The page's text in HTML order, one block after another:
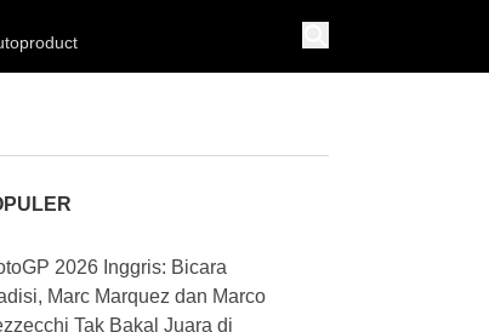
2026 Inggris: Bicara
Marc Marquez dan Marco
Tak Bakal Juara di